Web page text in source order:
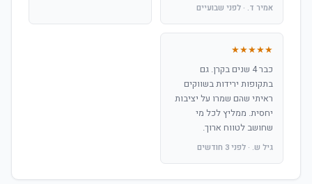
אמיר ד. · לפני שבועיים
★★★★★
כבר 4 שנים בקרן. גם
בתקופות ירידות בשווקים
ראיתי שהם שמרו על יציבות
יחסית. ממליץ לכל מי
שחושב לטווח ארוך.
גיל ש. · לפני 3 חודשים